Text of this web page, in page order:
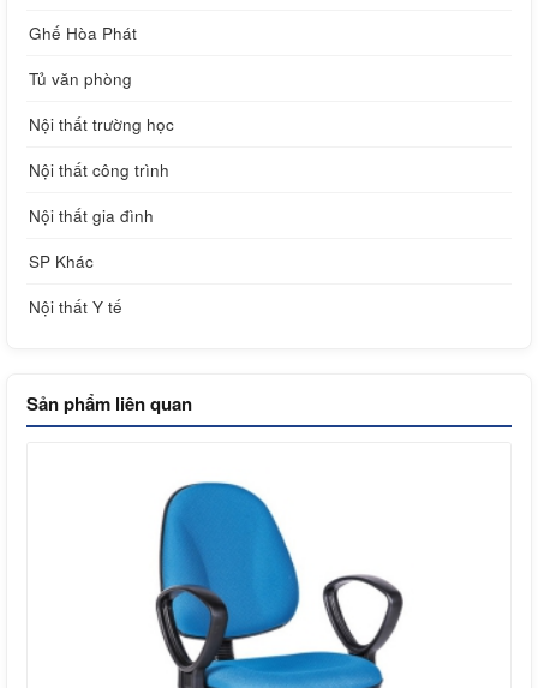
Ghế Hòa Phát
Tủ văn phòng
Nội thất trường học
Nội thất công trình
Nội thất gia đình
SP Khác
Nội thất Y tế
Sản phẩm liên quan